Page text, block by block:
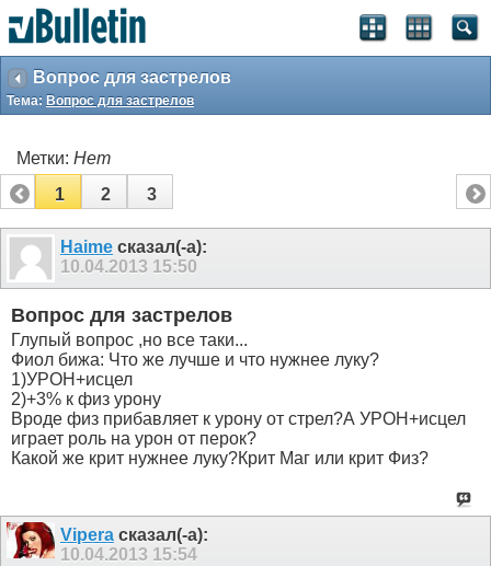
Вопрос для застрелов
Тема: Вопрос для застрелов
Метки: Нет
1
2 3
Haime сказал(-а):
10.04.2013 15:50
Вопрос для застрелов
Глупый вопрос ,но все таки...
Фиол бижа: Что же лучше и что нужнее луку?
1)УРОН+исцел
2)+3% к физ урону
Вроде физ прибавляет к урону от стрел?А УРОН+исцел
играет роль на урон от перок?
Какой же крит нужнее луку?Крит Маг или крит Физ?
Vipera сказал(-а):
10.04.2013 15:54